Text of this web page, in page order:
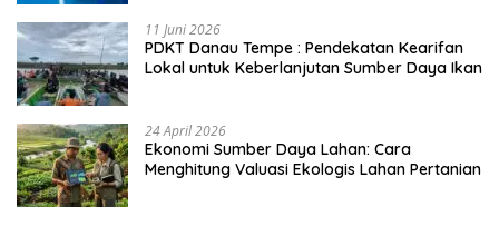
11 Juni 2026
PDKT Danau Tempe : Pendekatan Kearifan
Lokal untuk Keberlanjutan Sumber Daya Ikan
24 April 2026
Ekonomi Sumber Daya Lahan: Cara
Menghitung Valuasi Ekologis Lahan Pertanian